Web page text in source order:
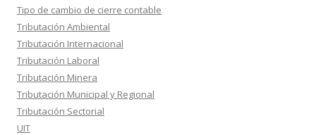
Tipo de cambio de cierre contable
Tributación Ambiental
Tributación Internacional
Tributación Laboral
Tributación Minera
Tributación Municipal y Regional
Tributación Sectorial
UIT